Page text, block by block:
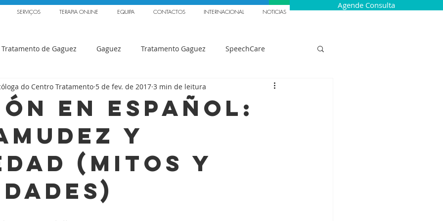
Agende Consulta
SERVIÇOS TERAPIA ONLINE EQUIPA CONTACTOS INTERNACIONAL NOTICIAS
de Gaguez Gaguez Tratamento Gaguez SpeechCare
Ansiedade Sónia Serrão Balbuzie Ansiedad Gaguez Infantil
Curso Tartamudez Fonoaudiologo
Ana Andrade Journal of Fluency Disorders Investigação
&quot;Politecnica delle Marche&quot
en Español:
y
(Mitos y
do Centro Tratamento 5 de fev. de 2017 3 min de leitura